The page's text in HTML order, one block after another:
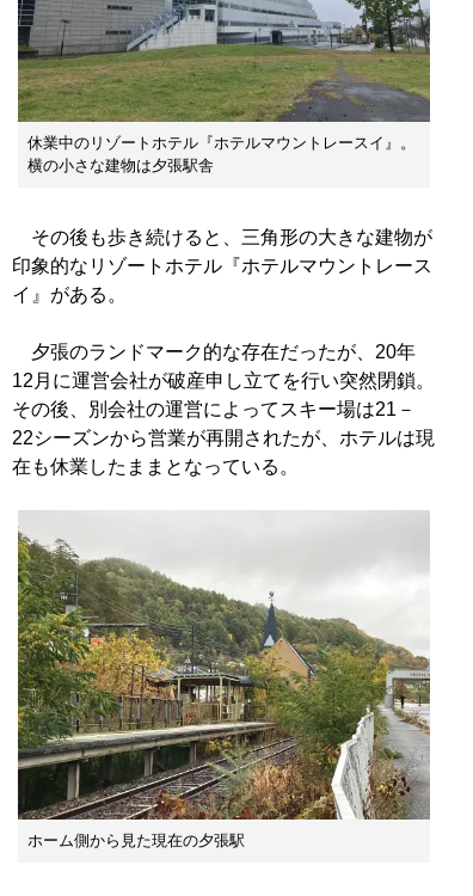
休業中のリゾートホテル『ホテルマウントレースイ』。
横の小さな建物は夕張駅舎
その後も歩き続けると、三角形の大きな建物が
印象的なリゾートホテル『ホテルマウントレース
イ』がある。
夕張のランドマーク的な存在だったが、20年
12月に運営会社が破産申し立てを行い突然閉鎖。
その後、別会社の運営によってスキー場は21－
22シーズンから営業が再開されたが、ホテルは現
在も休業したままとなっている。
ホーム側から見た現在の夕張駅